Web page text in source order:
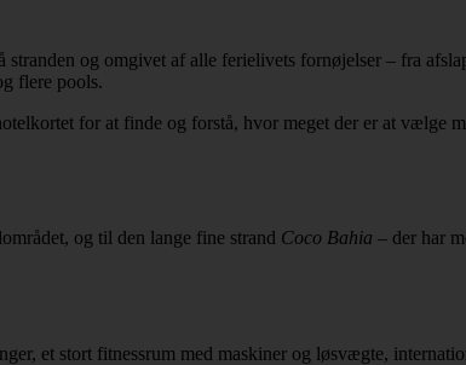
stranden og omgivet af alle ferielivets fornøjelser – fra
flere pools.
for at finde og forstå, hvor meget der er at
og til den lange fine strand Coco Bahia – der har
et stort fitnessrum med maskiner og løsvægte,